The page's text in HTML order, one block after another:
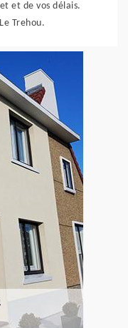
et de vos délais.
Trehou.